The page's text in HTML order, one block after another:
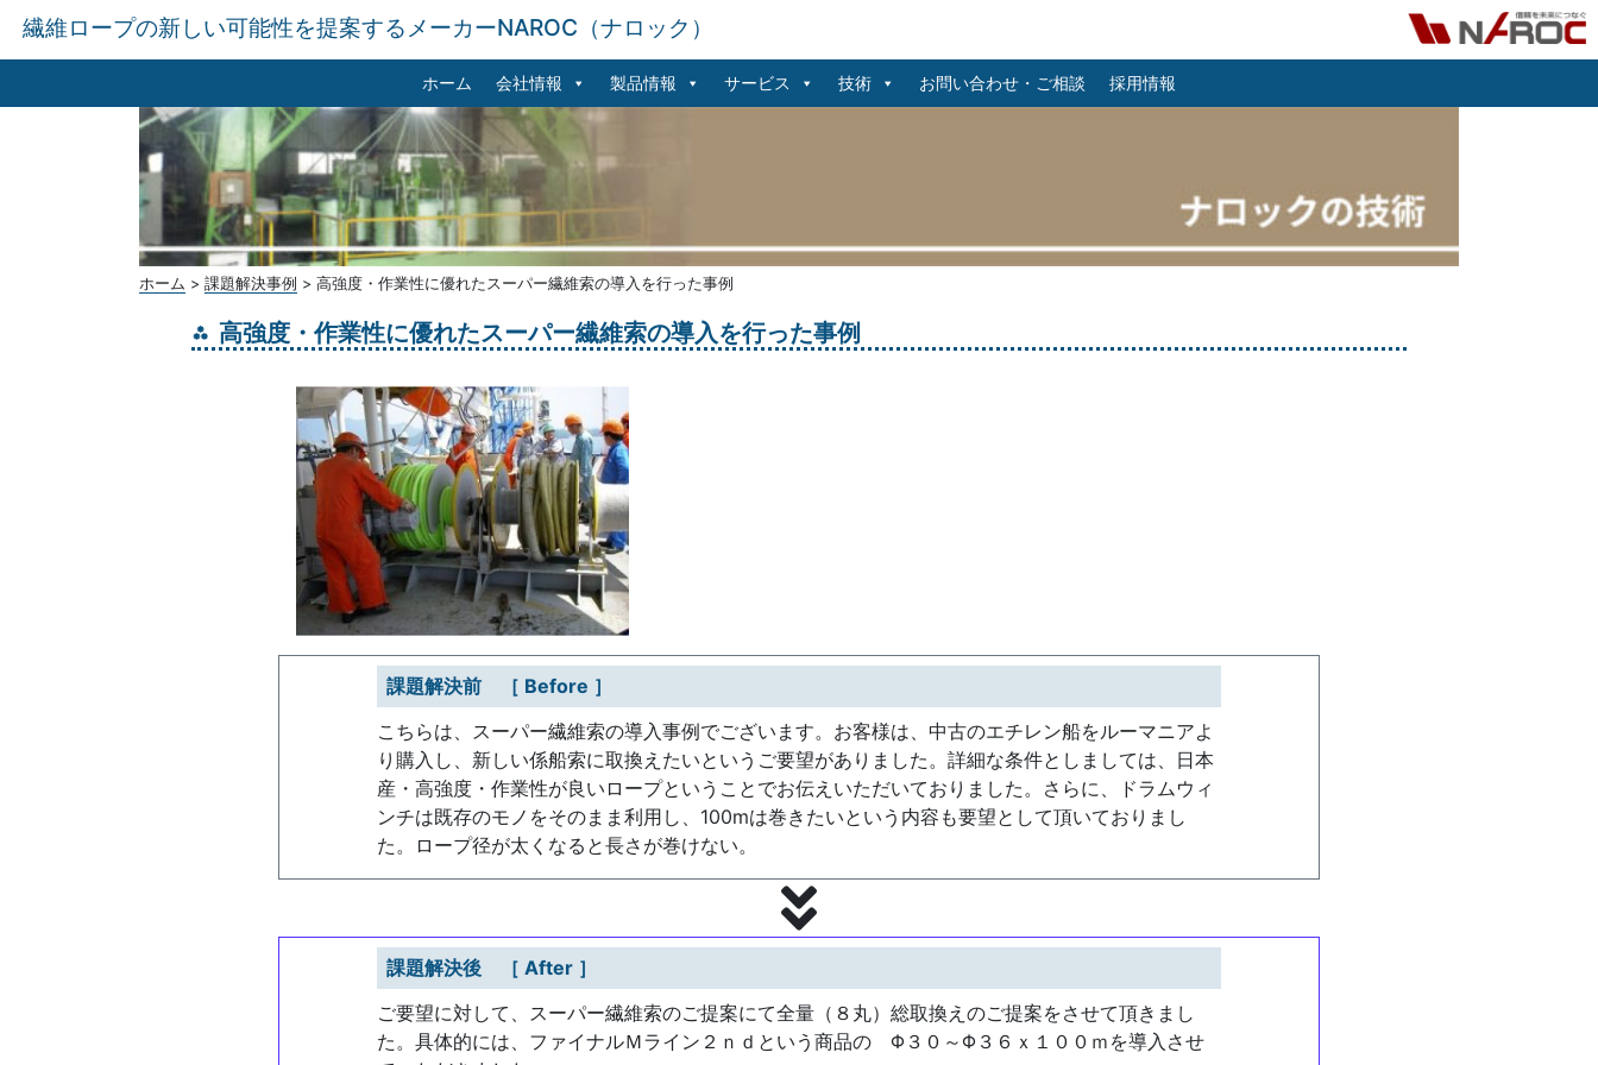
繊維ロープの新しい可能性を提案するメーカーNAROC（ナロック）
ホーム 会社情報 製品情報 サービス 技術 お問い合わせ・ご相談 採用情報
ホーム > 課題解決事例 > 高強度・作業性に優れたスーパー繊維索の導入を行った事例
高強度・作業性に優れたスーパー繊維索の導入を行った事例
課題解決前 ［ Before ］
こちらは、スーパー繊維索の導入事例でございます。お客様は、中古のエチレン船をルーマニアよ
り購入し、新しい係船索に取換えたいというご要望がありました。詳細な条件としましては、日本
産・高強度・作業性が良いロープということでお伝えいただいておりました。さらに、ドラムウィ
ンチは既存のモノをそのまま利用し、100mは巻きたいという内容も要望として頂いておりまし
た。ロープ径が太くなると長さが巻けない。
課題解決後 ［ After ］
ご要望に対して、スーパー繊維索のご提案にて全量（８丸）総取換えのご提案をさせて頂きまし
た。具体的には、ファイナルＭライン２ｎｄという商品の Φ３０～Φ３６ｘ１００ｍを導入させ